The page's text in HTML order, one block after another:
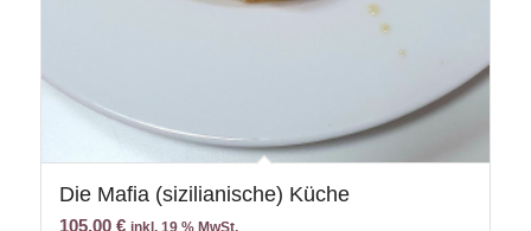
Die Mafia (sizilianische) Küche
105,00 € inkl. 19 % MwSt.